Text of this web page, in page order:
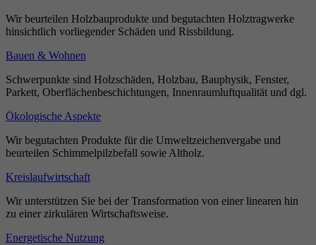
Wir beurteilen Holzbauprodukte und begutachten Holztragwerke
hinsichtlich vorliegender Schäden und Rissbildung.
Bauen & Wohnen
Schwerpunkte sind Holzschäden, Holzbau, Bauphysik, Fenster,
Parkett, Oberflächenbeschichtungen, Innenraumluftqualität und dgl.
Ökologische Aspekte
Wir begutachten Produkte für die Umweltzeichenvergabe und
beurteilen Schimmelpilzbefall sowie Altholz.
Kreislaufwirtschaft
Wir unterstützen Sie bei der Transformation von einer linearen hin
zu einer zirkulären Wirtschaftsweise.
Energetische Nutzung